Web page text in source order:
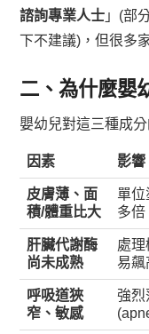
諮詢專業人士 」(部
下不建議)，但很多
二、為什麼嬰
嬰幼兒對這三種成
因素 影響
皮膚薄、面
積/體重比大
單位
多倍
肝臟代謝酶
尚未成熟
處
易飆
呼吸道狹
窄、敏感
強烈